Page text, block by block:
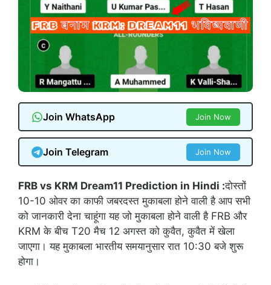
Join WhatsApp Join Now
Join Telegram Join Now
FRB vs KRM Dream11 Prediction in Hindi :दोस्तों
10-10 ओवर का काफी जबरदस्त मुकाबला होने वाली है आप सभी
को जानकारी देना चाहूंगा यह जो मुकाबला होने वाली है FRB और
KRM के बीच T20 मैच 12 अगस्त को कुवैत, कुवैत में खेला
जाएगा। यह मुकाबला भारतीय समयानुसार रात 10:30 बजे शुरू
होगा।